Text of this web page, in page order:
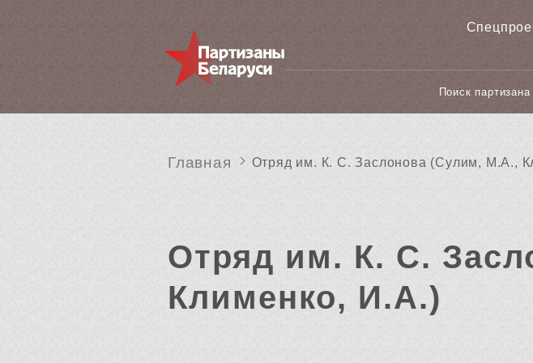
Поиск партизана
Главная Отряд им. К. С. Заслонова (Сулим, М.А.,
Отряд им. К. С.
Клименко, И.А.)